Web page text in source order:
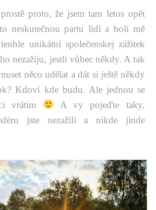
proto, že jsem tam letos opět
neskutečnou partu lidí a bolí mě
unikátní společenskej zážitek
nezažiju, jestli vůbec někdy. A tak
něco udělat a dát si ještě někdy
Kdoví kde budu. Ale jednou se
vrátim
A vy pojeďte taky,
jste nezažili a nikde jinde